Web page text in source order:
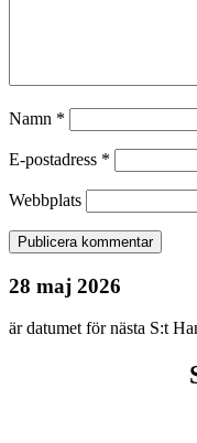
Namn *
E-postadress *
Webbplats
28 maj 2026
är datumet för nästa S:t